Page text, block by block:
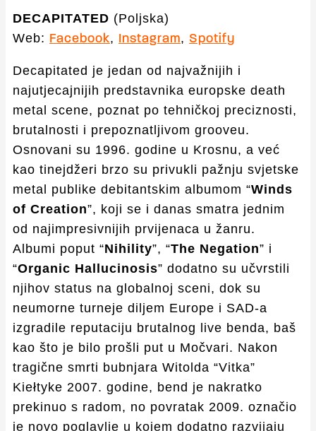
DECAPITATED (Poljska)
Web: Facebook, Instagram, Spotify
Decapitated je jedan od najvažnijih i
najutjecajnijih predstavnika europske death
metal scene, poznat po tehničkoj preciznosti,
brutalnosti i prepoznatljivom grooveu.
Osnovani su 1996. godine u Krosnu, a već
kao tinejdžeri brzo su privukli pažnju svjetske
metal publike debitantskim albumom “Winds
of Creation”, koji se i danas smatra jednim
od najimpresivnijih prvijenaca u žanru.
Albumi poput “Nihility”, “The Negation” i
“Organic Hallucinosis” dodatno su učvrstili
njihov status na globalnoj sceni, dok su
neumorne turneje diljem Europe i SAD-a
izgradile reputaciju brutalnog live benda, baš
kao što je bilo prošli put u Močvari. Nakon
tragične smrti bubnjara Witolda “Vitka”
Kiełtyke 2007. godine, bend je nakratko
prekinuo s radom, no povratak 2009. označio
je novo poglavlje u kojem dodatno razvijaju